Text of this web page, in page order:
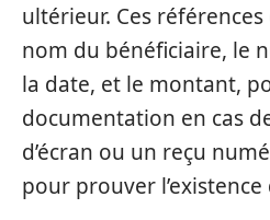
ultérieur. Ces
nom du bénéficiaire, le
la date, et le montant,
documentation en cas
d’écran ou un reçu
pour prouver